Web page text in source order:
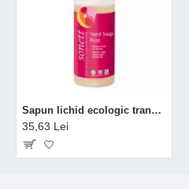
Sapun lichid ecologic trandafiri (300 ml), Sonett
35,63 Lei